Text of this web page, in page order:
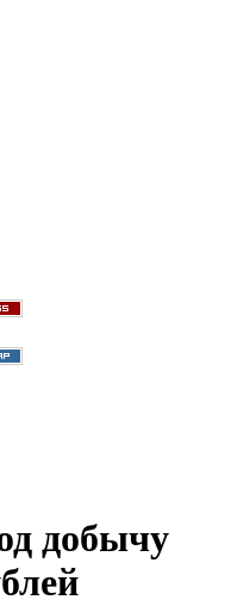
добычу